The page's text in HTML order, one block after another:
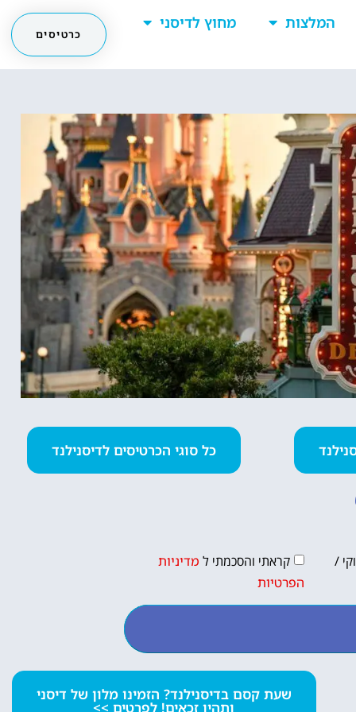
המלצות
מחוץ לדיסני
כרטיסים
כל סוגי הכרטיסים לדיסנילנד
/
קראתי והסכמתי ל מדיניות
הפרטיות
שעת קסם בדיסנילנד? הזמינו מלון של דיסני
ותהיו זכאים! לפרטים >>